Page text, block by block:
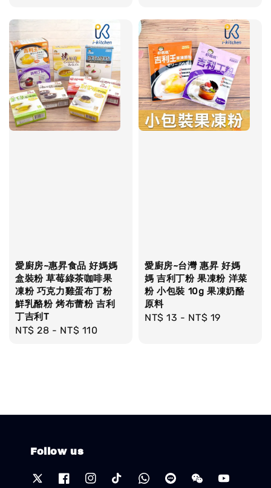
愛廚房~惠昇食品 好媽媽
盒裝粉 草莓綠茶咖啡果
凍粉 巧克力雞蛋布丁粉
鮮乳酪粉 烤布蕾粉 吉利
丁吉利T
Regular
NT$ 28 - NT$ 110
愛廚房~台灣 惠昇 好媽
媽 吉利丁粉 果凍粉 洋菜
粉 小包裝 10g 果凍奶酪
原料
Regular
NT$ 13 - NT$ 19
Follow us